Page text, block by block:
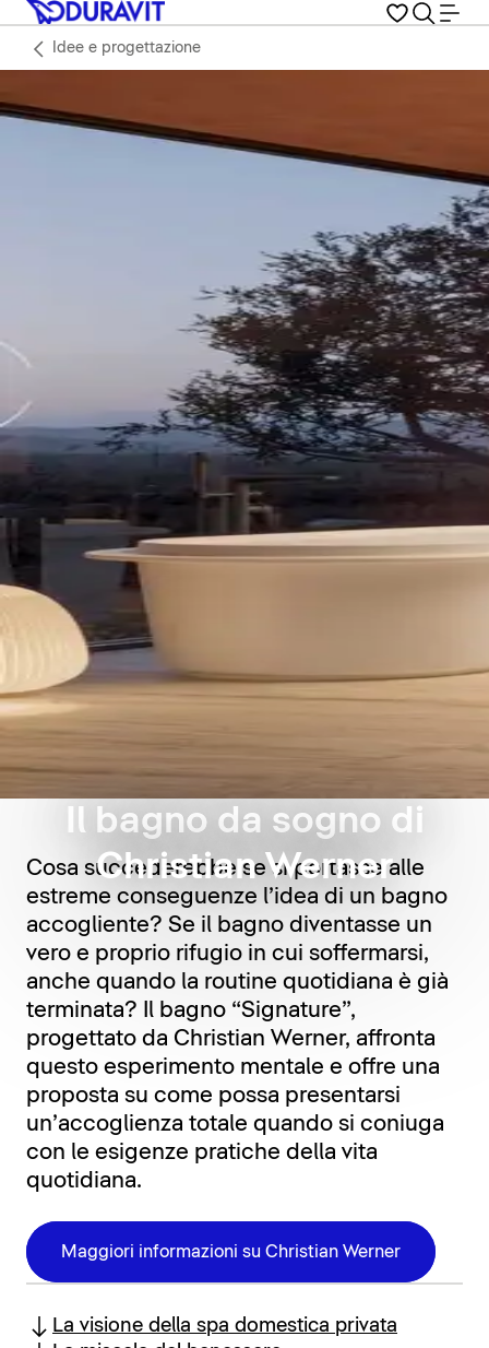
Idee e progettazione
Il bagno da sogno di
Christian Werner
Cosa succederebbe se si portasse alle
estreme conseguenze l’idea di un bagno
accogliente? Se il bagno diventasse un
vero e proprio rifugio in cui soffermarsi,
anche quando la routine quotidiana è già
terminata? Il bagno “Signature”,
progettato da Christian Werner, affronta
questo esperimento mentale e offre una
proposta su come possa presentarsi
un’accoglienza totale quando si coniuga
con le esigenze pratiche della vita
quotidiana.
Maggiori informazioni su Christian Werner
La visione della spa domestica privata